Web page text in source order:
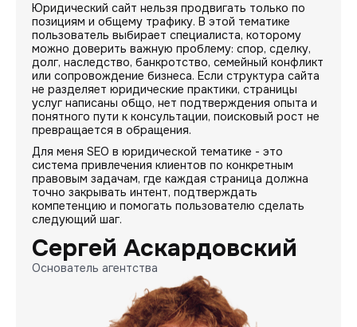
Юридический сайт нельзя продвигать только по
позициям и общему трафику. В этой тематике
пользователь выбирает специалиста, которому
можно доверить важную проблему: спор, сделку,
долг, наследство, банкротство, семейный конфликт
или сопровождение бизнеса. Если структура сайта
не разделяет юридические практики, страницы
услуг написаны общо, нет подтверждения опыта и
понятного пути к консультации, поисковый рост не
превращается в обращения.
Для меня SEO в юридической тематике - это
система привлечения клиентов по конкретным
правовым задачам, где каждая страница должна
точно закрывать интент, подтверждать
компетенцию и помогать пользователю сделать
следующий шаг.
Сергей Аскардовский
Основатель агентства